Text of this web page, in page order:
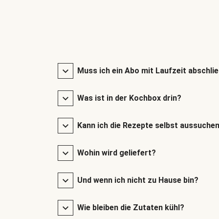
Muss ich ein Abo mit Laufzeit
Was ist in der Kochbox drin?
Kann ich die Rezepte selbst
Wohin wird geliefert?
Und wenn ich nicht zu Hause bin?
Wie bleiben die Zutaten kühl?